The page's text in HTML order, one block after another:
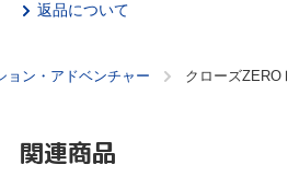
返品について
ョン・アドベンチャー クローズ
関連商品